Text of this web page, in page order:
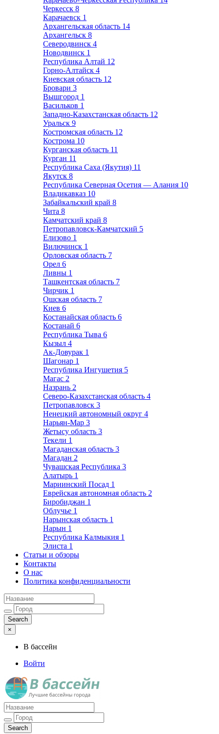
Черкесск 8
Карачаевск 1
Архангельская область 14
Архангельск 8
Северодвинск 4
Новодвинск 1
Республика Алтай 12
Горно-Алтайск 4
Киевская область 12
Бровари 3
Вышгород 1
Васильков 1
Западно-Казахстанская область 12
Уральск 9
Костромская область 12
Кострома 10
Курганская область 11
Курган 11
Республика Саха (Якутия) 11
Якутск 8
Республика Северная Осетия — Алания 10
Владикавказ 10
Забайкальский край 8
Чита 8
Камчатский край 8
Петропавловск-Камчатский 5
Елизово 1
Вилючинск 1
Орловская область 7
Орел 6
Ливны 1
Ташкентская область 7
Чирчик 1
Ошская область 7
Киев 6
Костанайская область 6
Костанай 6
Республика Тыва 6
Кызыл 4
Ак-Довурак 1
Шагонар 1
Республика Ингушетия 5
Магас 2
Назрань 2
Северо-Казахстанская область 4
Петропавловск 3
Ненецкий автономный округ 4
Нарьян-Мар 3
Жетысу область 3
Текели 1
Магаданская область 3
Магадан 2
Чувашская Республика 3
Алатырь 1
Мариинский Посад 1
Еврейская автономная область 2
Биробиджан 1
Облучье 1
Нарынская область 1
Нарын 1
Республика Калмыкия 1
Элиста 1
Статьи и обзоры
Контакты
О нас
Политика конфиденциальности
×
В бассейн
Войти
Лучшие бассейны города